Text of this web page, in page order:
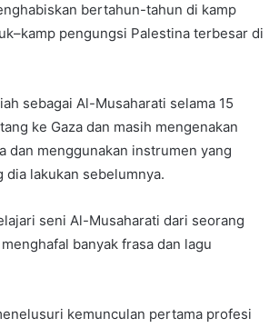
bertahun-tahun di kamp
pengungsi Palestina terbesar di
sebagai Al-Musaharati selama 15
ke Gaza dan masih mengenakan
dan menggunakan instrumen yang
dia lakukan sebelumnya.
seni Al-Musaharati dari seorang
banyak frasa dan lagu
kemunculan pertama profesi